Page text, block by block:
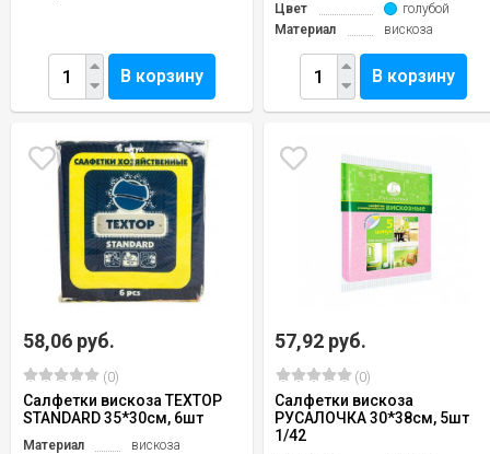
В корзину
Цвет
голубой
Материал
вискоза
В корзину
58,06 руб.
(0)
Салфетки вискоза TEXTOP
STANDARD 35*30см, 6шт
Материал вискоза
57,92 руб.
(0)
Салфетки вискоза
РУСАЛОЧКА 30*38см, 5шт
1/42